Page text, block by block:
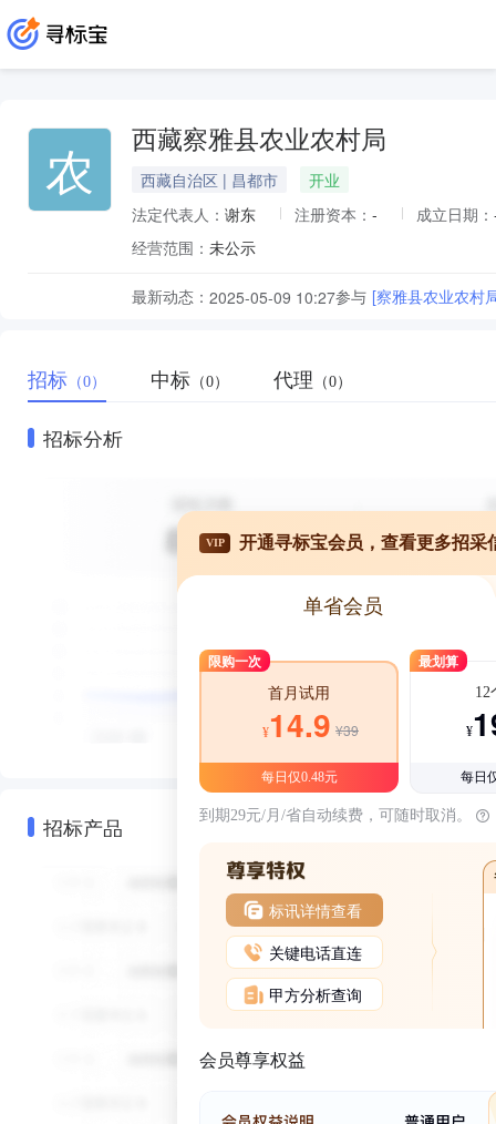
农 西藏察雅县农业农村局
西藏自治区 | 昌都市
开业
法定代表人： 谢东 注册资本： - 成立日期：
经营范围： 未公示
最新动态： 2025-05-09 10:27参与 [察雅县农业农村
招标 （0） 中标 （0） 代理 （0）
招标分析
招标产品
VIP 开通寻标宝会员，查看更多招采
单省会员
限购一次
首月试用
¥14.9 ¥39
每日仅0.48元
最划算
12
¥
每日
到期29元/月/省自动续费，可随时取消。
标讯详情查看
关键电话直连
甲方分析查询
会员尊享权益